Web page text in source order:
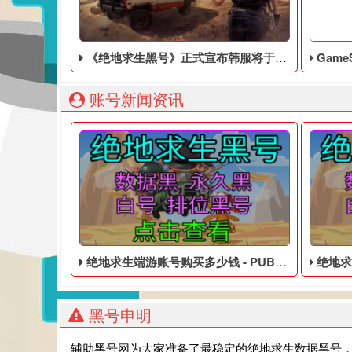
《绝地求生黑号》正式宣布韩服将于8月正式测试，霸道帅哥美女亮相
账号新闻资讯
绝地求生端游账号购买多少钱 - PUBG便宜的数据黑号 绝地求生
黑号申明
辅助黑号网为大家准备了最稳定的绝地求生数据黑号